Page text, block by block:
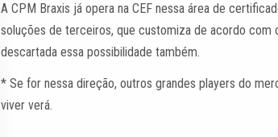
A CPM Braxis já opera na CEF nessa área de
soluções de terceiros, que customiza de acordo com
descartada essa possibilidade também.
* Se for nessa direção, outros grandes players do
viver verá.